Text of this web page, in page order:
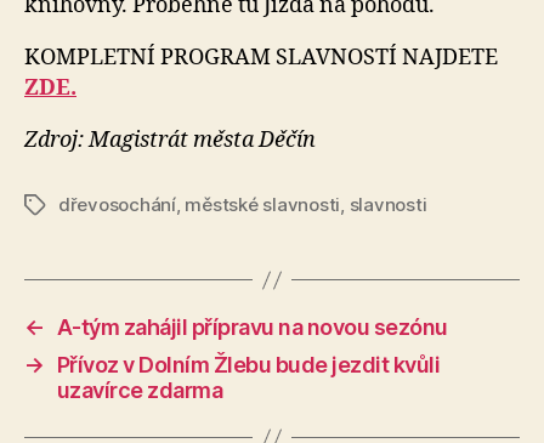
KOMPLETNÍ PROGRAM SLAVNOSTÍ NAJDETE
ZDE.
Zdroj: Magistrát města Děčín
Štítkydřevosochání, městské slavnosti, slavnosti
←
A-tým zahájil přípravu na novou sezónu
→
Přívoz v Dolním Žlebu bude jezdit kvůli
uzavírce zdarma